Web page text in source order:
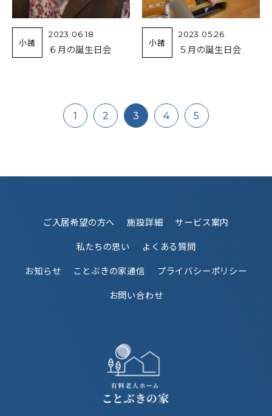
小諸
2023.06.18
６月の誕生日会
小諸
2023.05.26
５月の誕生日会
1 2 3 4 5
ご入居希望の方へ 施設詳細
サービス案内
私たちの思い
よくある質問
お知らせ
ことぶきの家通信
プライバシーポリシー
お問い合わせ